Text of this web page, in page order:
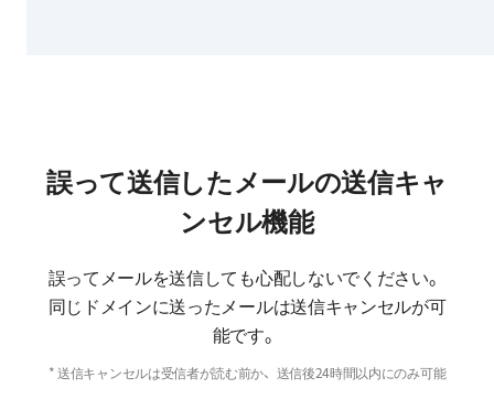
誤って送信したメールの送信キャ
ンセル機能
誤ってメールを送信しても心配しないでください。
同じドメインに送ったメールは送信キャンセルが可
能です。
* 送信キャンセルは受信者が読む前か、送信後24時間以内にのみ可能